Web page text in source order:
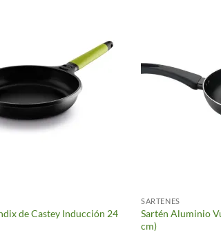
de Castey Inducción 24
SARTENES
Sartén Aluminio
cm)